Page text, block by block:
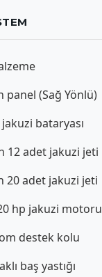
panel (Sağ Yönlü)
bataryası
12 adet jakuzi jeti
20 adet jakuzi jeti
hp jakuzi motoru
destek kolu
baş yastığı